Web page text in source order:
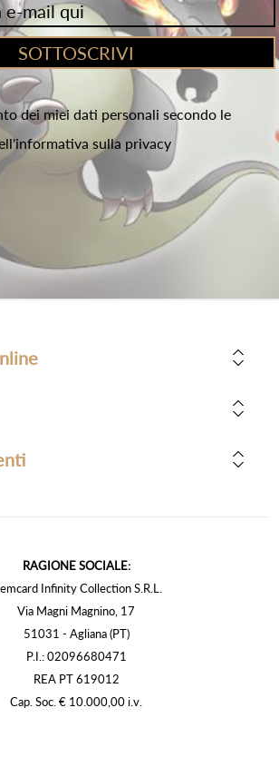
dei miei dati personali secondo le
sulla privacy
RAGIONE SOCIALE:
Infinity Collection S.R.L.
Via Magni Magnino, 17
51031 - Agliana (PT)
P.I.: 02096680471
REA PT 619012
Cap. Soc. € 10.000,00 i.v.